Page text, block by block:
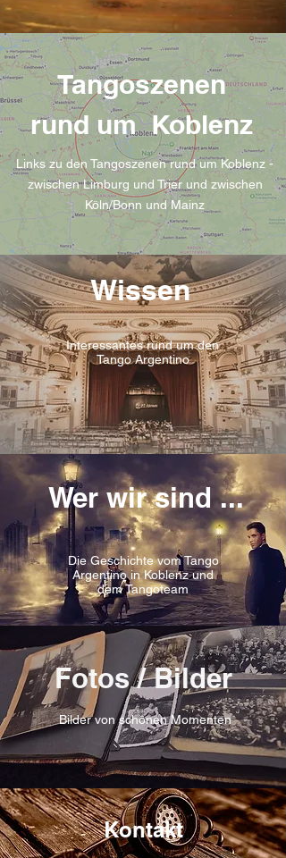
Tangoszenen
rund um Koblenz
Links zu den Tangoszenen rund um Koblenz -
zwischen Limburg und Trier und zwischen
Köln/Bonn und Mainz
Wissen
Interessantes rund um den
Tango Argentino
Die Geschichte vom Tango
Argentino in Koblenz und
dem Tangoteam
Wer wir sind ...
Bilder von schönen Momenten
Fotos / Bilder
Kontakt